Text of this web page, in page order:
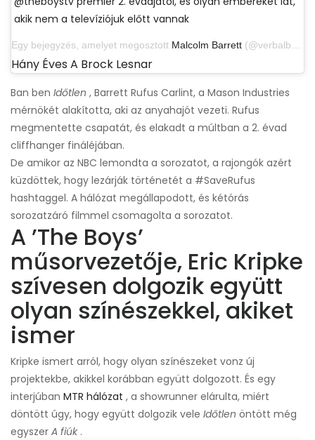
akik nem a televíziójuk előtt vannak
Egy bejegyzés, amelyet megosztott Malcolm Barrett (@verbalberappin) 2020. augusztus 21-én, 11:26 PDT-kor
Hány Éves A Brock Lesnar
Ban ben Időtlen , Barrett Rufus Carlint, a Mason Industries
mérnökét alakította, aki az anyahajót vezeti. Rufus
megmentette csapatát, és elakadt a múltban a 2. évad
cliffhanger fináléjában.
De amikor az NBC lemondta a sorozatot, a rajongók azért
küzdöttek, hogy lezárják történetét a #SaveRufus
hashtaggel. A hálózat megállapodott, és kétórás
sorozatzáró filmmel csomagolta a sorozatot.
A ’The Boys’
műsorvezetője, Eric Kripke
szívesen dolgozik együtt
olyan színészekkel, akiket
ismer
Kripke ismert arról, hogy olyan színészeket vonz új
projektekbe, akikkel korábban együtt dolgozott. És egy
interjúban MTR hálózat , a showrunner elárulta, miért
döntött úgy, hogy együtt dolgozik vele Időtlen öntött még
egyszer A fiúk.